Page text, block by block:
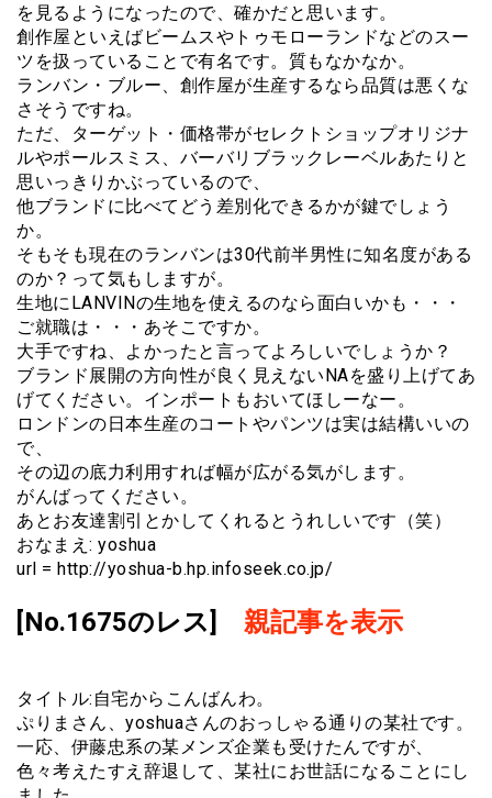
を見るようになったので、確かだと思います。
創作屋といえばビームスやトゥモローランドなどのスー
ツを扱っていることで有名です。質もなかなか。
ランバン・ブルー、創作屋が生産するなら品質は悪くな
さそうですね。
ただ、ターゲット・価格帯がセレクトショップオリジナ
ルやポールスミス、バーバリブラックレーベルあたりと
思いっきりかぶっているので、
他ブランドに比べてどう差別化できるかが鍵でしょう
か。
そもそも現在のランバンは30代前半男性に知名度がある
のか？って気もしますが。
生地にLANVINの生地を使えるのなら面白いかも・・・
ご就職は・・・あそこですか。
大手ですね、よかったと言ってよろしいでしょうか？
ブランド展開の方向性が良く見えないNAを盛り上げてあ
げてください。インポートもおいてほしーなー。
ロンドンの日本生産のコートやパンツは実は結構いいの
で、
その辺の底力利用すれば幅が広がる気がします。
がんばってください。
あとお友達割引とかしてくれるとうれしいです（笑）
おなまえ: yoshua
url = http://yoshua-b.hp.infoseek.co.jp/
[No.1675のレス] 親記事を表示
タイトル:自宅からこんばんわ。
ぷりまさん、yoshuaさんのおっしゃる通りの某社です。
一応、伊藤忠系の某メンズ企業も受けたんですが、
色々考えたすえ辞退して、某社にお世話になることにし